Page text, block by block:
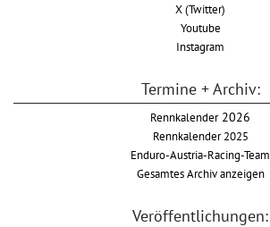
X (Twitter)
Youtube
Instagram
Termine + Archiv:
Rennkalender2026
Rennkalender 2025
Enduro-Austria-Racing-Team
Gesamtes Archiv anzeigen
Veröffentlichungen: